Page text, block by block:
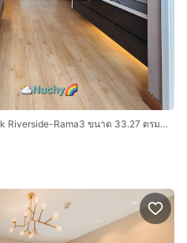
(เจ้าของห้อง)ให้เช่าคอนโด LPN Park Riverside-Rama3 ขนาด 33.27 ตรม. ชั้น14 ตึกC วิวแม่น้ำเจ้าพระยา ใกล้ขึ้น-ลงทางด่วน พร้อมอยู่เฟอร์ครบ